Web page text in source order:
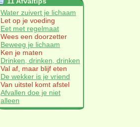
Water zuivert je lichaam
Let op je voeding
Eet met regelmaat
Wees een doorzetter
Beweeg je lichaam
Ken je maten
Drinken, drinken, drinken
Val af, maar blijf eten
De wekker is je vriend
Van uitstel komt afstel
Afvallen doe je niet
alleen